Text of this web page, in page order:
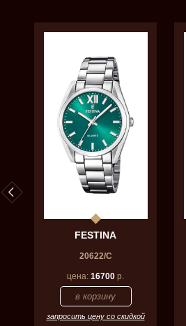
FESTINA
20622/C
цена: 16700 р.
запросить цену со скидкой